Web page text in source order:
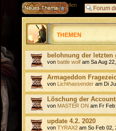
Neues Thema erstellen
THEMEN
belohnung der letzten
von battle wolf am Sa Aug
Armageddon
von Lichthassender am Di
Löschung der
von MASTER ON am Fr Feb
update 4.2. 2020
von TYRAX2 am So Feb 02,